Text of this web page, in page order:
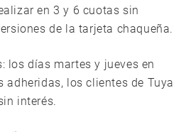
en 3 y 6 cuotas sin
de la tarjeta chaqueña.
días martes y jueves en
adheridas, los clientes de Tuya
interés.